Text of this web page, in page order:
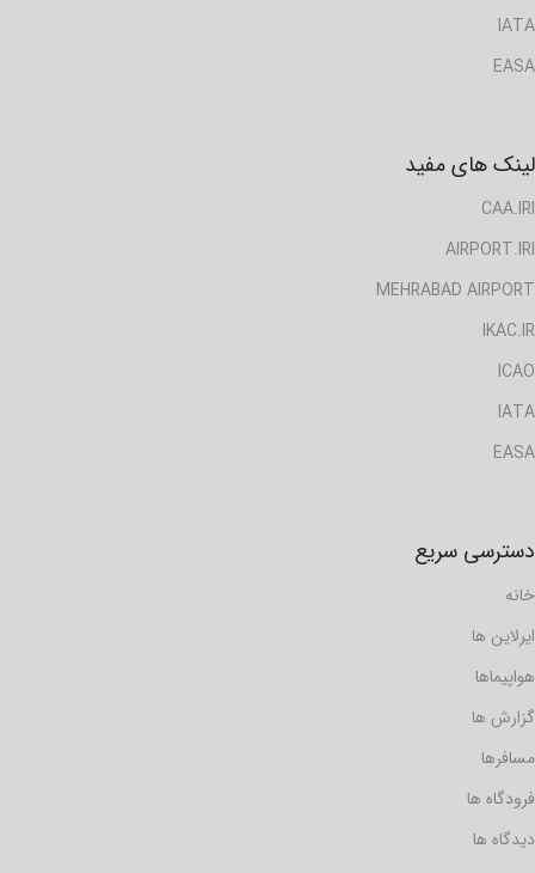
IATA
EASA
لینک های مفید
CAA.IRI
AIRPORT.IRI
MEHRABAD AIRPORT
IKAC.IR
ICAO
IATA
EASA
دسترسی سریع
خانه
ایرلاین ها
هواپیماها
گزارش ها
مسافرها
فرودگاه ها
دیدگاه ها